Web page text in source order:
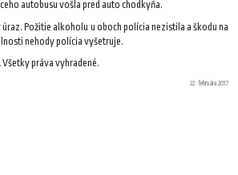
autobusu vošla pred auto chodkyňa.
Požitie alkoholu u oboch polícia nezistila a škodu na
nehody polícia vyšetruje.
Všetky práva vyhradené.
22. februára 2017